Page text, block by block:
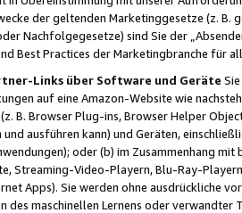
der geltenden Marketinggesetze (z. B.
Nachfolgegesetze) sind Sie der
Best Practices der Marketingbranche für
Links über Software und Geräte
auf eine Amazon-Website wie
B. Browser Plug-ins, Browser Helper
ausführen kann) und Geräten,
oder (b) im Zusammenhang
Streaming-Video-Playern, Blu-Ray-
Apps). Sie werden ohne ausdrückliche
des maschinellen Lernens oder